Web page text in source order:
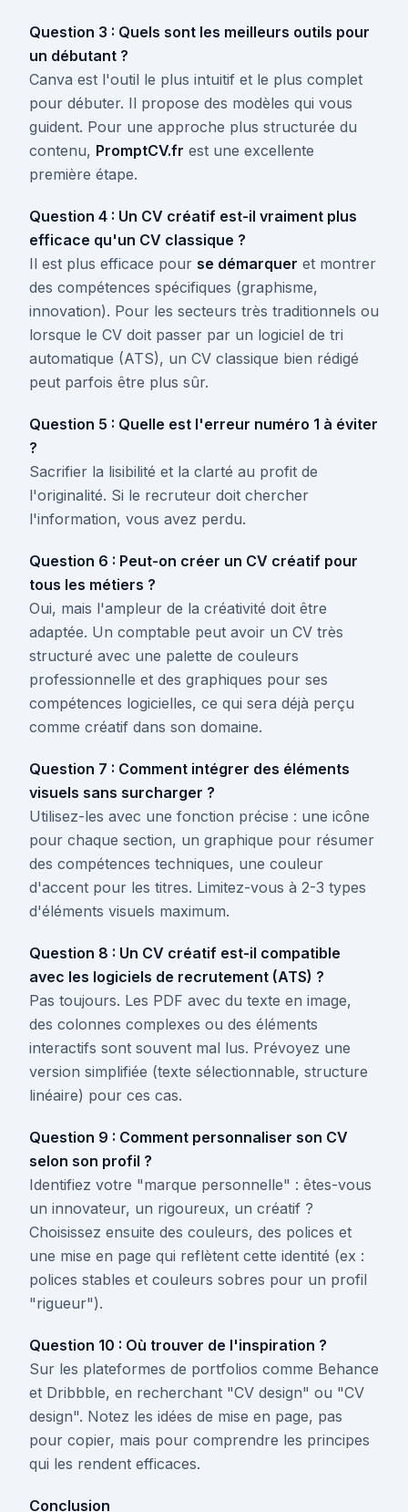
Question 3 : Quels sont les meilleurs outils pour
un débutant ?
Canva est l'outil le plus intuitif et le plus complet
pour débuter. Il propose des modèles qui vous
guident. Pour une approche plus structurée du
contenu, PromptCV.fr est une excellente
première étape.
Question 4 : Un CV créatif est-il vraiment plus
efficace qu'un CV classique ?
Il est plus efficace pour se démarquer et montrer
des compétences spécifiques (graphisme,
innovation). Pour les secteurs très traditionnels ou
lorsque le CV doit passer par un logiciel de tri
automatique (ATS), un CV classique bien rédigé
peut parfois être plus sûr.
Question 5 : Quelle est l'erreur numéro 1 à éviter
?
Sacrifier la lisibilité et la clarté au profit de
l'originalité. Si le recruteur doit chercher
l'information, vous avez perdu.
Question 6 : Peut-on créer un CV créatif pour
tous les métiers ?
Oui, mais l'ampleur de la créativité doit être
adaptée. Un comptable peut avoir un CV très
structuré avec une palette de couleurs
professionnelle et des graphiques pour ses
compétences logicielles, ce qui sera déjà perçu
comme créatif dans son domaine.
Question 7 : Comment intégrer des éléments
visuels sans surcharger ?
Utilisez-les avec une fonction précise : une icône
pour chaque section, un graphique pour résumer
des compétences techniques, une couleur
d'accent pour les titres. Limitez-vous à 2-3 types
d'éléments visuels maximum.
Question 8 : Un CV créatif est-il compatible
avec les logiciels de recrutement (ATS) ?
Pas toujours. Les PDF avec du texte en image,
des colonnes complexes ou des éléments
interactifs sont souvent mal lus. Prévoyez une
version simplifiée (texte sélectionnable, structure
linéaire) pour ces cas.
Question 9 : Comment personnaliser son CV
selon son profil ?
Identifiez votre "marque personnelle" : êtes-vous
un innovateur, un rigoureux, un créatif ?
Choisissez ensuite des couleurs, des polices et
une mise en page qui reflètent cette identité (ex :
polices stables et couleurs sobres pour un profil
"rigueur").
Question 10 : Où trouver de l'inspiration ?
Sur les plateformes de portfolios comme Behance
et Dribbble, en recherchant "CV design" ou "CV
design". Notez les idées de mise en page, pas
pour copier, mais pour comprendre les principes
qui les rendent efficaces.
Conclusion